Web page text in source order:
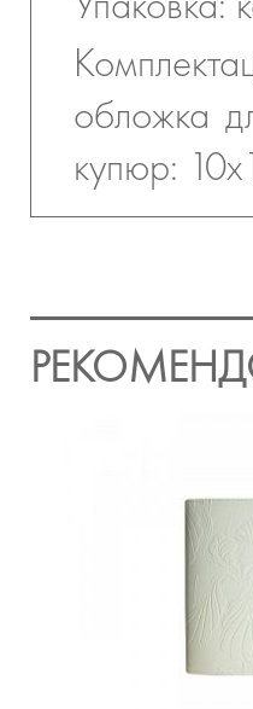
обложка
купюр: